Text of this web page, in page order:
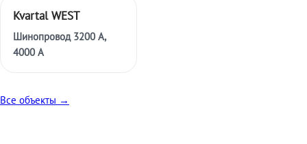
Kvartal WEST
Шинопровод 3200 А,
4000 А
Все объекты →